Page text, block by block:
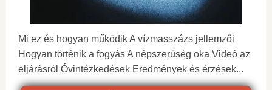
Mi ez és hogyan működik A vízmasszázs jellemzői
Hogyan történik a fogyás A népszerűség oka Videó az
eljárásról Óvintézkedések Eredmények és érzések...